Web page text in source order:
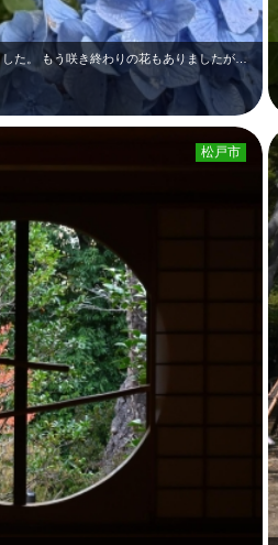
た。 もう咲き終わりの花もありましたが…
松戸市